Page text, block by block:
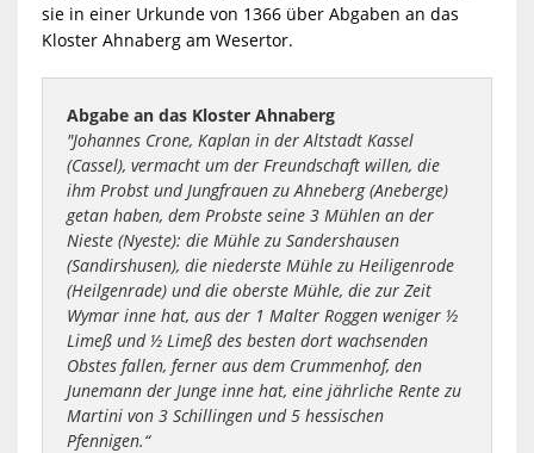
sie in einer Urkunde von 1366 über Abgaben an das
Kloster Ahnaberg am Wesertor.
Abgabe an das Kloster Ahnaberg
"Johannes Crone, Kaplan in der Altstadt Kassel
(Cassel), vermacht um der Freundschaft willen, die
ihm Probst und Jungfrauen zu Ahneberg (Aneberge)
getan haben, dem Probste seine 3 Mühlen an der
Nieste (Nyeste): die Mühle zu Sandershausen
(Sandirshusen), die niederste Mühle zu Heiligenrode
(Heilgenrade) und die oberste Mühle, die zur Zeit
Wymar inne hat, aus der 1 Malter Roggen weniger ½
Limeß und ½ Limeß des besten dort wachsenden
Obstes fallen, ferner aus dem Crummenhof, den
Junemann der Junge inne hat, eine jährliche Rente zu
Martini von 3 Schillingen und 5 hessischen
Pfennigen.“